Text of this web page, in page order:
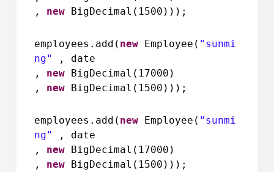
, new BigDecimal(1500)));
employees.add( new Employee( "sunmi
ng"
, date
, new BigDecimal(17000)
, new BigDecimal(1500)));
employees.add( new Employee( "sunmi
ng"
, date
, new BigDecimal(17000)
, new BigDecimal(1500)));